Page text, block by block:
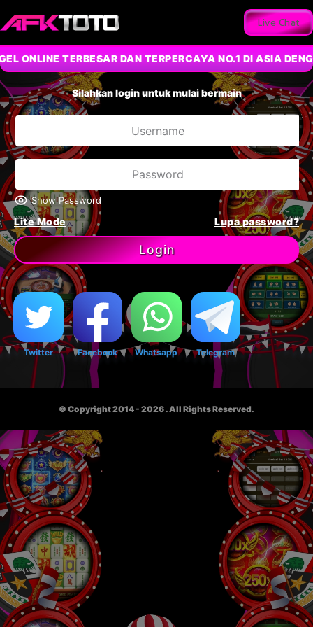
Live Chat
ONLINE TERBESAR DAN TERPERCAYA NO.1 DI ASIA
Silahkan login untuk mulai bermain
Show Password
Lite Mode Lupa password?
Login
Twitter Facebook Whatsapp Telegram
© Copyright 2014 - 2026 . All Rights Reserved.